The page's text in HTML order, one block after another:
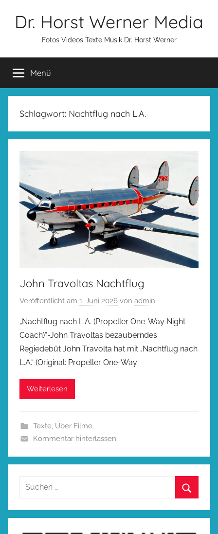
InhaltDr. Horst Werner Media
Fotos Videos Texte Musik Dr. Horst Werner
Menü
Schlagwort: Nachtflug nach L.A.
John Travoltas Nachtflug
Veröffentlicht am 1. Juni 2026 von admin
„Nachtflug nach L.A. (Propeller One-Way Night
Coach)“-John Travoltas bezauberndes
Regiedebüt John Travolta hat mit „Nachtflug nach
L.A.“ (Original: Propeller One-Way
Weiterlesen
Texte, Über Filme
Kommentar hinterlassen
Suchen